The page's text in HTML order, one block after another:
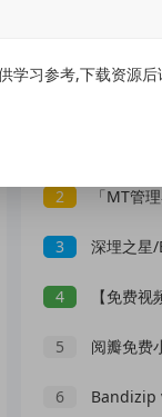
随机推荐
2 「MT管
3 深埋之星/
4 【免费
5 阅瓣免费
6 Bandizip
习参考,下载资源